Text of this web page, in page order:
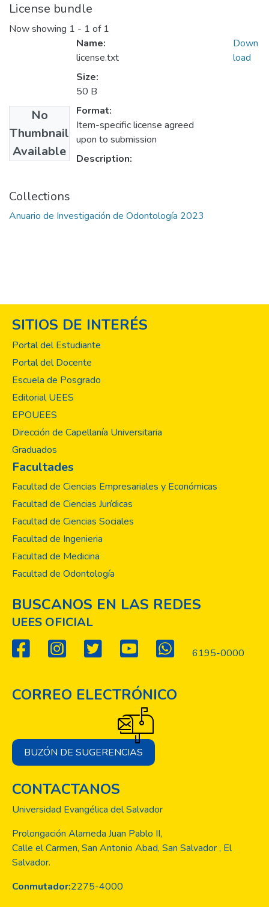
License bundle
Now showing 1 - 1 of 1
No
Thumbnail
Available
Name:
license.txt
Size:
50 B
Format:
Item-specific license agreed
upon to submission
Description:
Down
load
Collections
Anuario de Investigación de Odontología 2023
SITIOS DE INTERÉS
Portal del Estudiante
Portal del Docente
Escuela de Posgrado
Editorial UEES
EPOUEES
Dirección de Capellanía Universitaria
Graduados
Facultades
Facultad de Ciencias Empresariales y Económicas
Facultad de Ciencias Jurídicas
Facultad de Ciencias Sociales
Facultad de Ingenieria
Facultad de Medicina
Facultad de Odontología
BUSCANOS EN LAS REDES
UEES OFICIAL
6195-0000
CORREO ELECTRÓNICO
BUZÓN DE SUGERENCIAS
CONTACTANOS
Universidad Evangélica del Salvador
Prolongación Alameda Juan Pablo II,
Calle el Carmen, San Antonio Abad, San Salvador , El
Salvador.
Conmutador:2275-4000